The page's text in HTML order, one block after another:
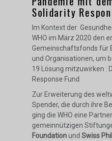
Solidarity
Im Kontext der
WHO im März 2020 den
Gemeinschaftsfonds für
und Organisationen, um
19 Lösung mitzuwirken :
Response Fund
Zur Erweiterung des
Spender, die durch ihre
ging die WHO eine
gemeinnützigen
Foundationund Swiss